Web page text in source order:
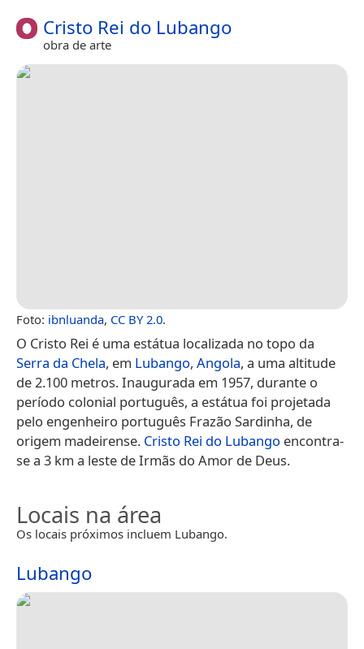
Cristo Rei do Lubango
obra de arte
Foto: ibnluanda, CC BY 2.0.
O Cristo Rei é uma estátua localizada no topo da
Serra da Chela, em Lubango, Angola, a uma altitude
de 2.100 metros. Inaugurada em 1957, durante o
período colonial português, a estátua foi projetada
pelo engenheiro português Frazão Sardinha, de
origem madeirense. Cristo Rei do Lubango encontra-
se a 3 km a leste de Irmãs do Amor de Deus.
Locais na área
Os locais próximos incluem Lubango.
Lubango